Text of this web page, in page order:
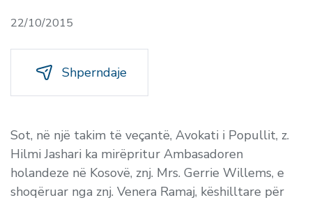
22/10/2015
Shperndaje
Sot, në një takim të veçantë, Avokati i Popullit, z.
Hilmi Jashari ka mirëpritur Ambasadoren
holandeze në Kosovë, znj. Mrs. Gerrie Willems, e
shoqëruar nga znj. Venera Ramaj, këshilltare për